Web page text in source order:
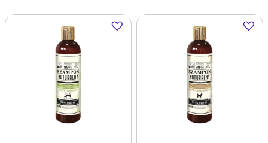
Dodaj
do
Dodaj
do